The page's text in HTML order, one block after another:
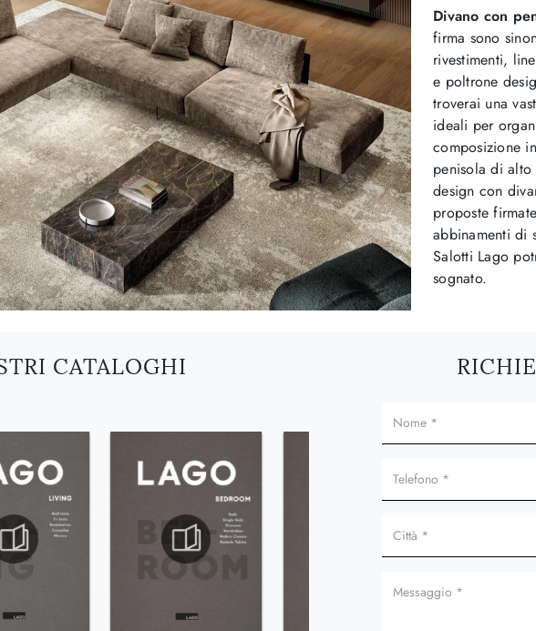
Divano con
firma sono
rivestimenti,
e poltrone
troverai una
ideali per
composizione
penisola di
design con
proposte
abbinamenti di
Salotti Lago
sognato.
CATALOGHI